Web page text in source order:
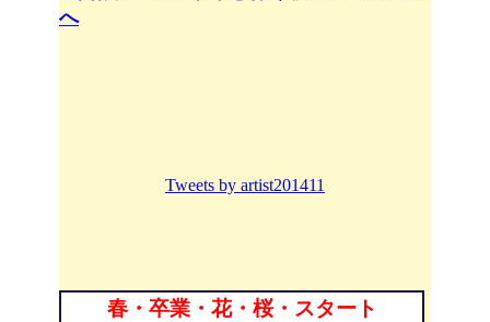
へ
Tweets by artist201411
春・卒業・花・桜・スタート